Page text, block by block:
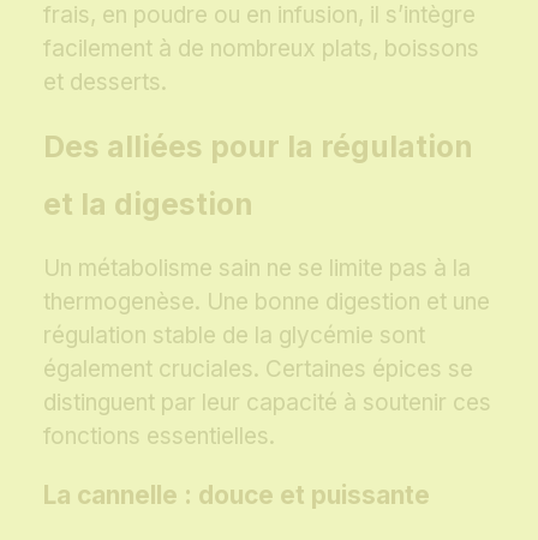
frais, en poudre ou en infusion, il s’intègre
facilement à de nombreux plats, boissons
et desserts.
Des alliées pour la régulation
et la digestion
Un métabolisme sain ne se limite pas à la
thermogenèse. Une bonne digestion et une
régulation stable de la glycémie sont
également cruciales. Certaines épices se
distinguent par leur capacité à soutenir ces
fonctions essentielles.
La cannelle : douce et puissante